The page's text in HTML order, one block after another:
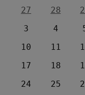
27
28
3
4
10
11
17
18
24
25